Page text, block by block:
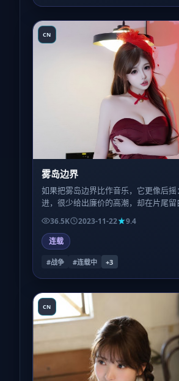
CN
雾岛边界
如果把雾岛边界比作音乐，它更像后摇
进，很少给出廉价的高潮，却在片尾留
坐着不愿离场。
36.5K 2023-11-22
9.4
连载
#战争 #连载中 +3
CN